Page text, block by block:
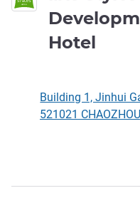
Hotel
Building 1, Jinhui
521021
Omschrijving